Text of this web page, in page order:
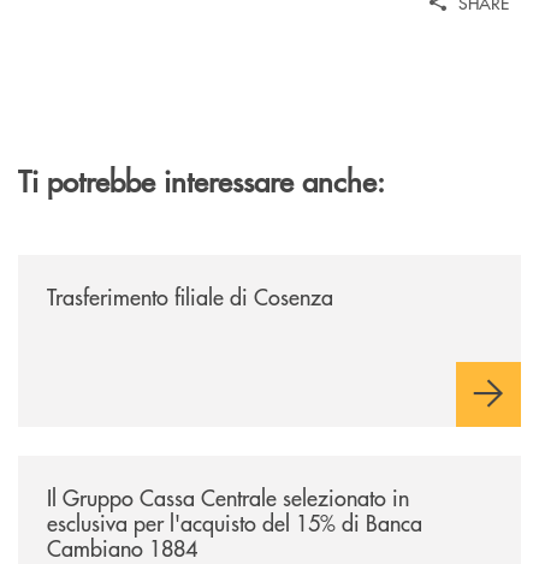
Ti potrebbe interessare anche:
Trasferimento filiale di Cosenza
Il Gruppo Cassa Centrale selezionato in
esclusiva per l'acquisto del 15% di Banca
Cambiano 1884